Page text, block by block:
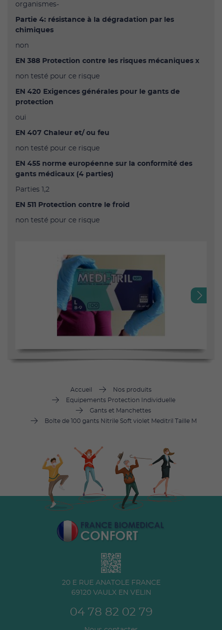
organismes-
Partie 4: résistance à la dégradation par les
chimiques
non
EN 388 Protection contre les risques mécaniques x
non testé pour ce risque
EN 420 Exigences générales pour le gants de
protection
oui
EN 407 Chaleur et/ ou feu
non testé pour ce risque
EN 455 norme européenne sur la conformité des
gants médicaux (4 parties)
Parties 1,2
EN 511 Protection contre le froid
non testé pour ce risque
Accueil
Nos produits
Equipements Protection Individuelle
Gants et Manchettes
Boîte de 100 gants Nitrile Soft violet Meditril Taille M
20 E RUE ANATOLE FRANCE
69120 VAULX EN VELIN
04 78 82 02 79